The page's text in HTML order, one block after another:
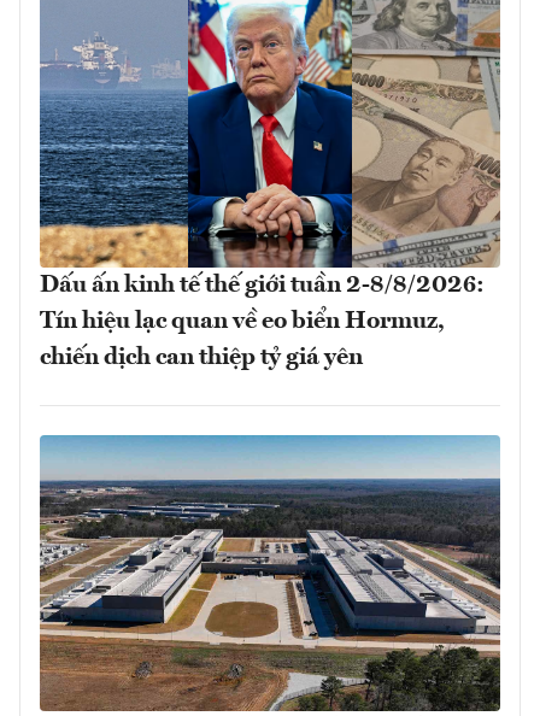
Dấu ấn kinh tế thế giới tuần 2-8/8/2026:
Tín hiệu lạc quan về eo biển Hormuz,
chiến dịch can thiệp tỷ giá yên